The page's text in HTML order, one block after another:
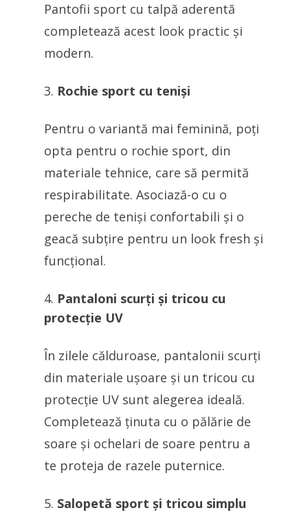
Pantofii sport cu talpă aderentă
completează acest look practic și
modern.
Rochie sport cu teniși
Pentru o variantă mai feminină, poți
opta pentru o rochie sport, din
materiale tehnice, care să permită
respirabilitate. Asociază-o cu o
pereche de teniși confortabili și o
geacă subțire pentru un look fresh și
funcțional.
Pantaloni scurți și tricou cu
protecție UV
În zilele călduroase, pantalonii scurți
din materiale ușoare și un tricou cu
protecție UV sunt alegerea ideală.
Completează ținuta cu o pălărie de
soare și ochelari de soare pentru a
te proteja de razele puternice.
Salopetă sport și tricou simplu